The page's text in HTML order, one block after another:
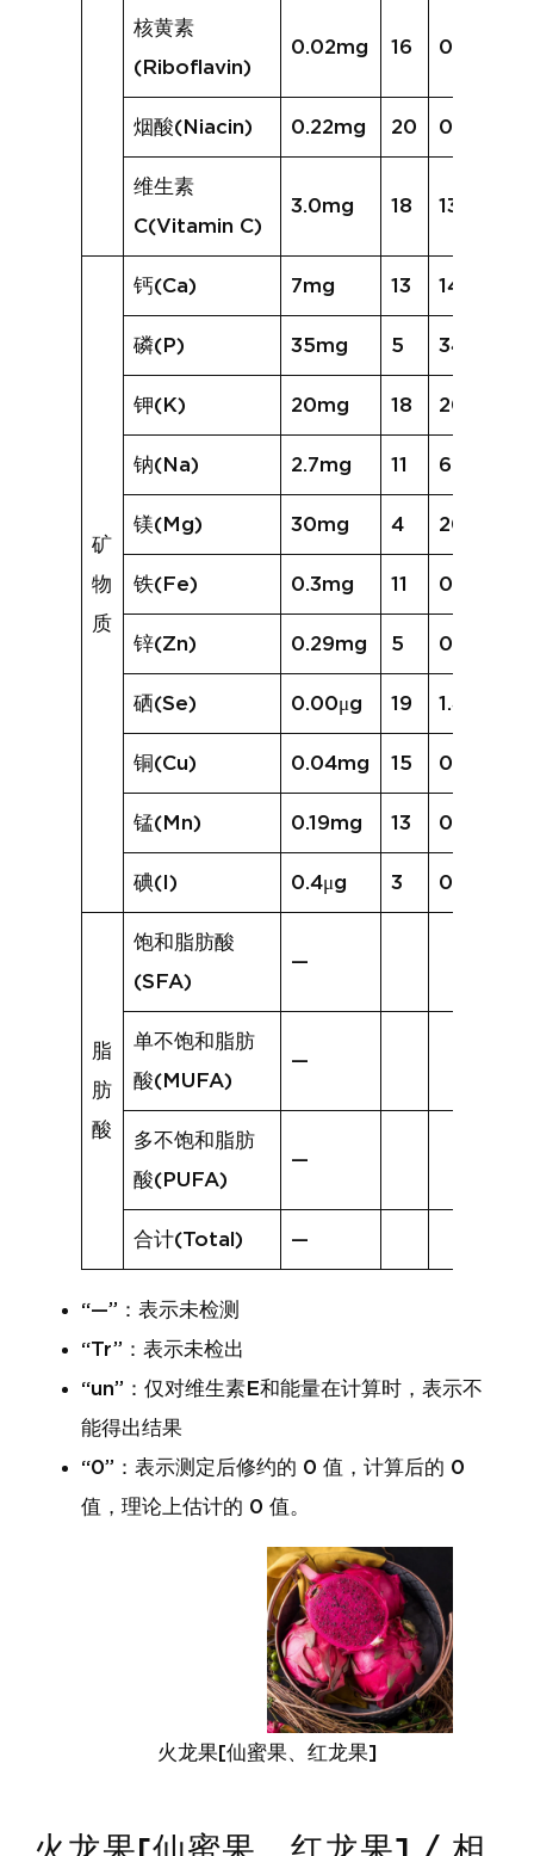
核黄素
(Riboflavin)
0.02mg 16 0.08mg
烟酸(Niacin) 0.22mg 20 0.64mg
维生素
C(Vitamin C)
3.0mg 18 136.3mg
矿
物
质
钙(Ca) 7mg 13 14mg
磷(P) 35mg 5 34mg
钾(K) 20mg 18 205mg
钠(Na) 2.7mg 11 6.1mg
镁(Mg) 30mg 4 20mg
铁(Fe) 0.3mg 11 0.6mg
锌(Zn) 0.29mg 5 0.23mg
硒(Se) 0.00μg 19 1.49μg
铜(Cu) 0.04mg 15 0.13mg
锰(Mn) 0.19mg 13 0.33mg
碘(I) 0.4μg 3 0.3μg
脂
肪
酸
饱和脂肪酸
(SFA)
—
单不饱和脂肪
酸(MUFA)
—
多不饱和脂肪
酸(PUFA)
—
合计(Total) —
“—”：表示未检测
“Tr”：表示未检出
“un”：仅对维生素E和能量在计算时，表示不
能得出结果
“0”：表示测定后修约的 0 值，计算后的 0
值，理论上估计的 0 值。
火龙果[仙蜜果、红龙果]